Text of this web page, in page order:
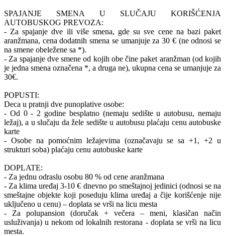
SPAJANJE SMENA U SLUČAJU KORIŠĆENJA
AUTOBUSKOG PREVOZA:
- Za spajanje dve ili više smena, gde su sve cene na bazi paket
aranžmana, cena dodatnih smena se umanjuje za 30 € (ne odnosi se
na smene obeležene sa *).
- Za spajanje dve smene od kojih obe čine paket aranžman (od kojih
je jedna smena označena *, a druga ne), ukupna cena se umanjuje za
30€.
POPUSTI:
Deca u pratnji dve punoplative osobe:
- Od 0 - 2 godine besplatno (nemaju sedište u autobusu, nemaju
ležaj), a u slučaju da žele sedište u autobusu plaćaju cenu autobuske
karte
- Osobe na pomoćnim ležajevima (označavaju se sa +1, +2 u
strukturi soba) plaćaju cenu autobuske karte
DOPLATE:
- Za jednu odraslu osobu 80 % od cene aranžmana
- Za klima uređaj 3-10 € dnevno po smeštajnoj jedinici (odnosi se na
smeštajne objekte koji poseduju klima uređaj a čije korišćenje nije
uključeno u cenu) – doplata se vrši na licu mesta
- Za polupansion (doručak + večera – meni, klasičan način
usluživanja) u nekom od lokalnih restorana - doplata se vrši na licu
mesta.